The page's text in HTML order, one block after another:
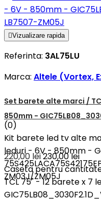
Vizualizare rapida
Referinta: 3AL75LU
Marca: Altele (Vortex,
Set barete alte marci /
850mm -
(0)
Kit barete led tv alte
leduri - 6V - 850mm -
ZM03J/ZM05J
220,00 lei230,00 lei
Caseta pentru
TCL 75" - 12 barete x 7